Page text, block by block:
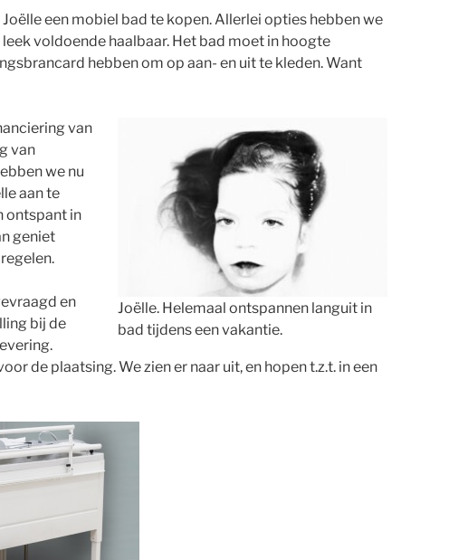
een mobiel bad te kopen. Allerlei opties hebben we
voldoende haalbaar. Het bad moet in hoogte
hebben om op aan- en uit te kleden. Want
Joëlle. Helemaal ontspannen languit in
bad tijdens een vakantie.
van
van
we nu
aan te
ontspant in
geniet
en
bij de
de plaatsing. We zien er naar uit, en hopen t.z.t. in een